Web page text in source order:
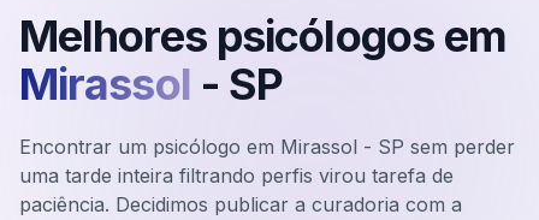
Melhores psicólogos em
Mirassol - SP
Encontrar um psicólogo em Mirassol - SP sem perder
uma tarde inteira filtrando perfis virou tarefa de
paciência. Decidimos publicar a curadoria com a